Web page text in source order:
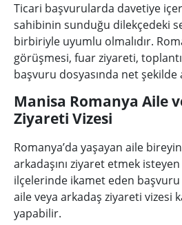
Ticari başvurularda davetiye
sahibinin sunduğu dilekçedeki
birbiriyle uyumlu olmalıdır.
görüşmesi, fuar ziyareti,
başvuru dosyasında net şekilde
Manisa Romanya Aile
Ziyareti Vizesi
Romanya’da yaşayan aile
arkadaşını ziyaret etmek
ilçelerinde ikamet eden
aile veya arkadaş ziyareti vizesi
yapabilir.